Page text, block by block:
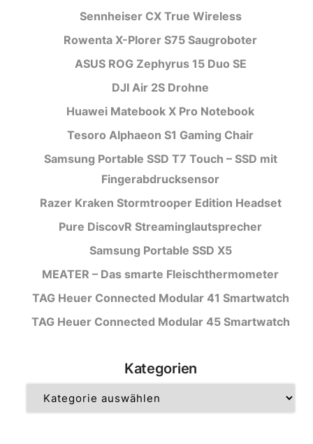
Sennheiser CX True Wireless
Rowenta X-Plorer S75 Saugroboter
ASUS ROG Zephyrus 15 Duo SE
DJI Air 2S Drohne
Huawei Matebook X Pro Notebook
Tesoro Alphaeon S1 Gaming Chair
Samsung Portable SSD T7 Touch – SSD mit
Fingerabdrucksensor
Razer Kraken Stormtrooper Edition Headset
Pure DiscovR Streaminglautsprecher
Samsung Portable SSD X5
MEATER – Das smarte Fleischthermometer
TAG Heuer Connected Modular 41 Smartwatch
TAG Heuer Connected Modular 45 Smartwatch
Kategorien